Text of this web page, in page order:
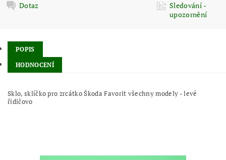
Dotaz
Sledování -
upozornění
POPIS
HODNOCENÍ
Sklo, sklíčko pro zrcátko Škoda Favorit všechny modely - levé
řidičovo